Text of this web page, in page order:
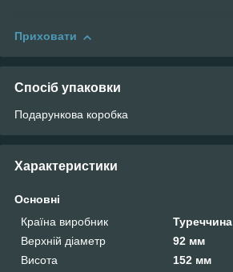
Приховати
Спосіб упаковки
Подарункова коробка
Характеристики
Основні
Країна виробник
Туреччина
Верхній діаметр
92 мм
Висота
152 мм